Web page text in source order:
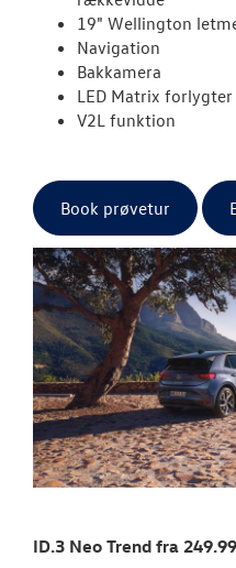
19" Wellington
Navigation
Bakkamera
LED Matrix
V2L funktion
Book prøvetur
ID.3 Neo Trend fra